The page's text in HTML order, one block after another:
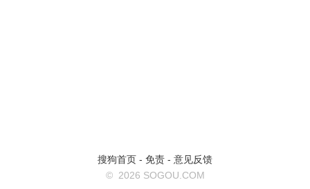
搜狗首页 - 免责 - 意见反馈
© 2026 SOGOU.COM